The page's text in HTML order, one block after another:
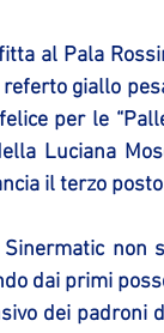
al Pala
referto giallo
per le
Luciana
il terzo
Sinermatic
dai primi
dei padroni